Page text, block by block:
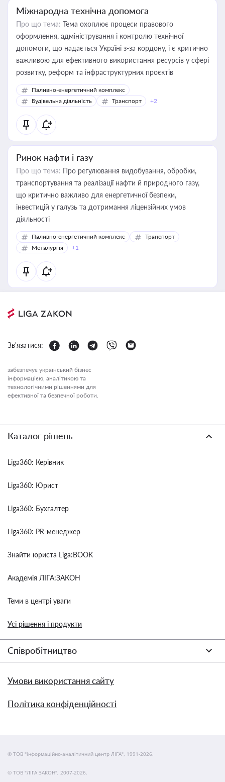
Міжнародна технічна допомога
Про що тема: Тема охоплює процеси правового
оформлення, адміністрування і контролю технічної
допомоги, що надається Україні з-за кордону, і є критично
важливою для ефективного використання ресурсів у сфері
розвитку, реформ та інфраструктурних проєктів
Паливно-енергетичний комплекс
Будівельна діяльність
Транспорт +2
Ринок нафти і газу
Про що тема: Про регулювання видобування, обробки,
транспортування та реалізації нафти й природного газу,
що критично важливо для енергетичної безпеки,
інвестицій у галузь та дотримання ліцензійних умов
діяльності
Паливно-енергетичний комплекс
Транспорт
Металургія
+1
Зв'язатися:
забезпечує український бізнес
інформацією, аналітикою та
технологічними рішеннями для
ефективної та безпечної роботи.
Каталог рішень
Liga360: Керівник
Liga360: Юрист
Liga360: Бухгалтер
Liga360: PR-менеджер
Знайти юриста Liga:BOOK
Академія ЛІГА:ЗАКОН
Теми в центрі уваги
Усі рішення і продукти
Співробітництво
Умови використання сайту
Політика конфіденційності
© ТОВ "інформаційно-аналітичний центр ЛІГА", 1991-2026.
© ТОВ "ЛІГА ЗАКОН", 2007-2026.